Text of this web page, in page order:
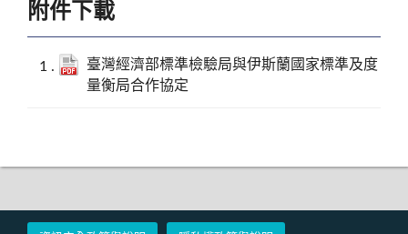
附件下載
臺灣經濟部標準檢驗局與伊斯蘭國家標準及度
量衡局合作協定